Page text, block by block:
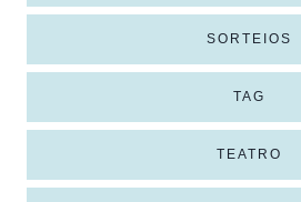
SORTEIOS
TAG
TEATRO